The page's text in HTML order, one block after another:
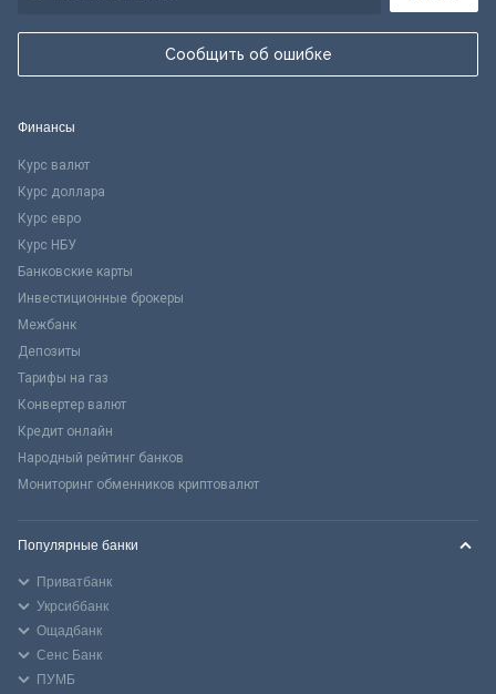
Сообщить об ошибке
Финансы
Курс валют
Курс доллара
Курс евро
Курс НБУ
Банковские карты
Инвестиционные брокеры
Межбанк
Депозиты
Тарифы на газ
Конвертер валют
Кредит онлайн
Народный рейтинг банков
Мониторинг обменников криптовалют
Популярные банки
Приватбанк
Укрсиббанк
Ощадбанк
Сенс Банк
ПУМБ